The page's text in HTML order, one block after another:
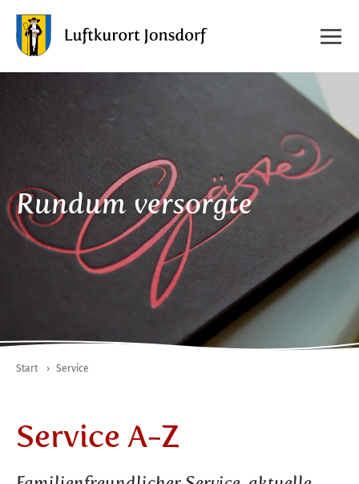
Rundum versorgte
Start › Service
Service A-Z